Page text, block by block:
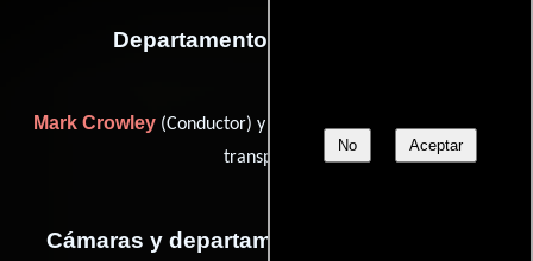
No Aceptar
Departamento de transporte
Mark Crowley(Conductor) y
(Capitán de
transporte)
Cámaras y departamento de electricidad